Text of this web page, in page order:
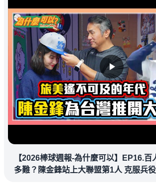
【2026棒球週報-為什麼可以】EP16.百
多難？陳金鋒站上大聯盟第1人 克服兵